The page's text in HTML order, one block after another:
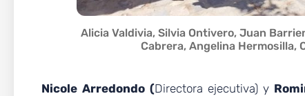
Alicia Valdivia, Silvia Ontivero, Juan
Cabrera, Angelina Hermosilla,
Nicole Arredondo (Directora ejecutiva) y